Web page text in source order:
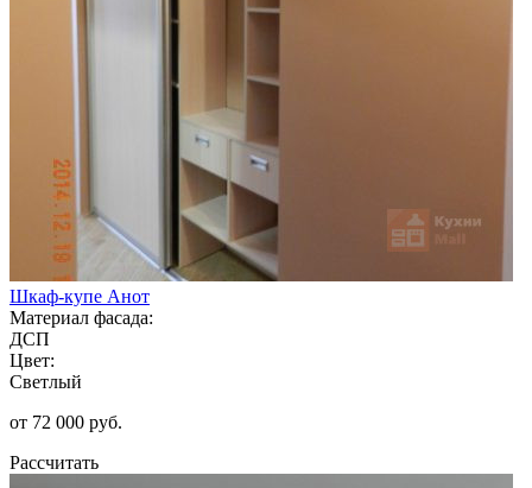
Шкаф-купе Анот
Материал фасада:
ДСП
Цвет:
Светлый
от 72 000 руб.
Рассчитать